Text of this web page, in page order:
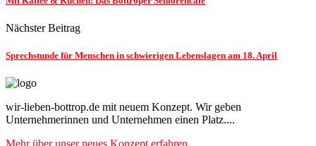
Nächster Beitrag
Sprechstunde für Menschen in schwierigen Lebenslagen am 18. April
wir-lieben-bottrop.de mit neuem Konzept. Wir geben
Unternehmerinnen und Unternehmen einen Platz....
Mehr über unser neues Konzept erfahren